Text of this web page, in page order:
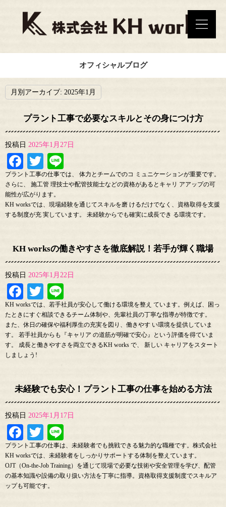
オフィシャルブログ
月別アーカイブ: 2025年1月
プラント工事で必要なスキルとその身につけ方
投稿日 2025年1月27日
Facebook
Twitter
プラント工事の仕事では、 体力とチームでのコ ミュニケーションが重要です。
さらに、 施工管 理技士や配管技能士などの資格があるとキャリ アアップの可
能性が広がります。
KH worksでは、現場経験を通じてスキルを磨 けるだけでなく、資格取得を支援
する制度が充 実しています。 未経験からでも確実に成長でき る環境です。
KH worksの働きやすさを徹底解説！若手が輝く職場
投稿日 2025年1月22日
Facebook
Twitter
KH worksでは、若手社員が安心して働ける環境を整え ています。例えば、困っ
たときにすぐ相談できるチーム体制や、先輩社員の丁寧な指導が特徴です。
また、休日の確保や福利厚生の充実を図り、働きやす い環境を提供していま
す。 若手社員からも『キャリア の道筋が明確で安心』という評価を得ていま
す。 成長と働きやすさを両立できるKH works で、 新しい キャリアをスタート
しましょう!
未経験でも安心！プラント工事の仕事を始める方法
投稿日 2025年1月17日
Facebook
Twitter
プラント工事の仕事は、未経験者でも挑戦できる魅力的な職種です。株式会社
KH worksでは、未経験者をしっかりサポートする体制を整えています。
OJT（On-the-Job Training）を通じて現場で必要な技術や安全管理を学び、配管
の基本知識や設備の取り扱い方法を丁寧に指導。資格取得支援制度でスキルア
ップも可能です。